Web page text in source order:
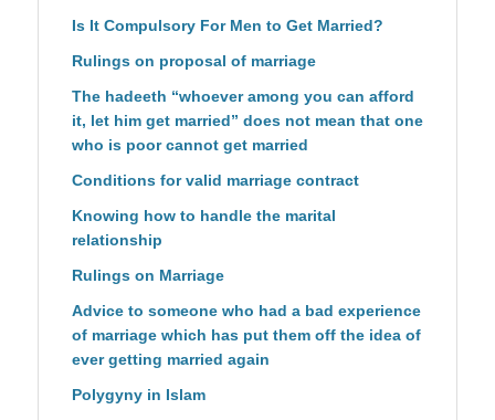
Is It Compulsory For Men to Get Married?
Rulings on proposal of marriage
The hadeeth “whoever among you can afford
it, let him get married” does not mean that one
who is poor cannot get married
Conditions for valid marriage contract
Knowing how to handle the marital
relationship
Rulings on Marriage
Advice to someone who had a bad experience
of marriage which has put them off the idea of
ever getting married again
Polygyny in Islam